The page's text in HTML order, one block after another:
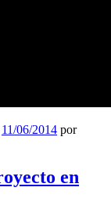
11/06/2014 por
en